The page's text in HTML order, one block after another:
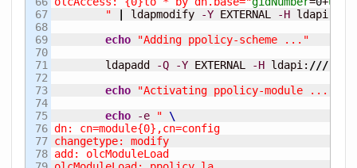
67
68
69
70
71
72
73
74
75
76
77
78
        "
ldapmodify -Y EXTERNAL -H ldapi:
echo
"Adding ppolicy-scheme ..."
	ldapadd
-Q -Y EXTERNAL -H ldapi: ///
echo
"Activating ppolicy-module ..."
echo
-e "
dn: cn=module{0},cn=config
changetype: modify
add: olcModuleLoad